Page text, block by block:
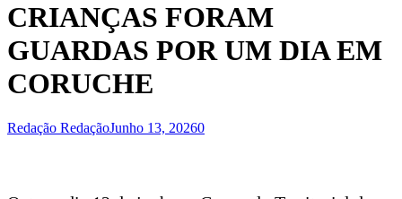
CRIANÇAS FORAM
GUARDAS POR UM DIA EM
CORUCHE
Redação RedaçãoJunho 13, 20260